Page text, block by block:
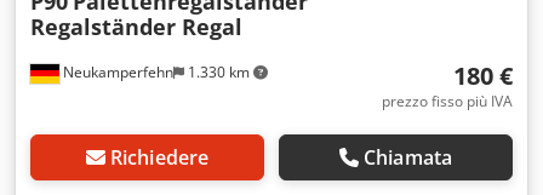
Neukamperfehn 1.330 km
Regalständer Regal
180 €
prezzo fisso più IVA
Richiedere Chiamata